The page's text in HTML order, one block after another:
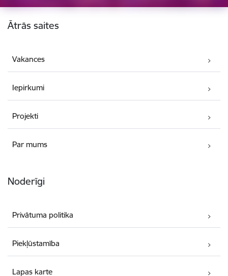
Kājene
Ātrās saites
Vakances
Iepirkumi
Projekti
Par mums
Noderīgi
Privātuma politika
Piekļūstamība
Lapas karte